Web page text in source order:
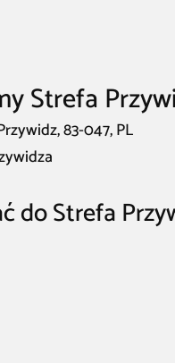
Strefa
83-047, PL
do Strefa